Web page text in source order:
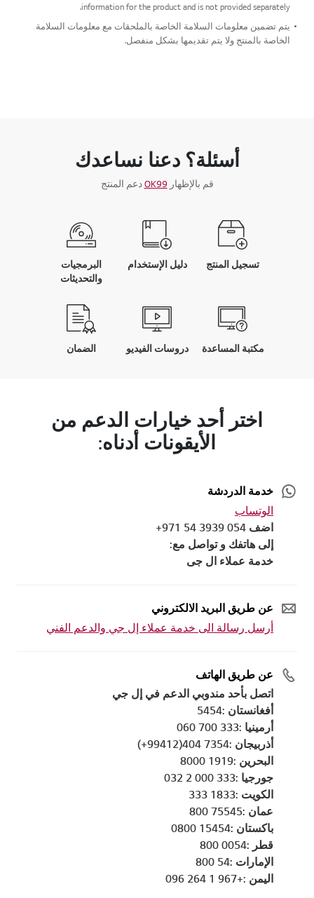
information for the product and is not provided separately.
يتم تضمين معلومات السلامة الخاصة بالملحقات مع معلومات السلامة
الخاصة بالمنتج ولا يتم تقديمها بشكل منفصل.
أسئلة؟ دعنا نساعدك
قم بالإظهار OK99دعم المنتج
تسجيل المنتج دليل الإستخدام
البرمجيات
والتحديثات
مكتبة المساعدة دروسات الفيديو الضمان
اختر أحد خيارات الدعم من
الأيقونات أدناه:
خدمة الدردشة
الوتساب
اضف 054 3939 54 971+
إلى هاتفك و تواصل مع:
خدمة عملاء ال جى
عن طريق البريد الالكتروني
أرسل رسالة الى خدمة عملاء إل جي والدعم الفني
عن طريق الهاتف
اتصل بأحد مندوبي الدعم في إل جي
أفغانستان :5454
أرمينيا :333 700 060
أذربيجان :7354 404(99412+)
البحرين :1919 8000
جورجيا :333 000 2 032
الكويت :1833 333
عمان :75545 800
باكستان :15454 0800
قطر :0054 800
الإمارات :54 800
اليمن :+967 1 264 096